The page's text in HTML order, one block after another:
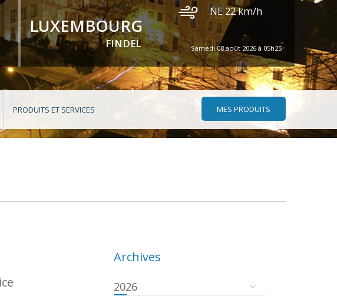
LUXEMBOURG
FINDEL
NE 22km/h
Samedi 08 août 2026 à 05h25
PRODUITS ET SERVICES MES PRODUITS
Archives
2026